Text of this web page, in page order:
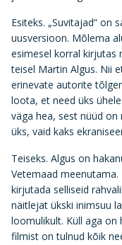
Esiteks. „Suvitajad“ on
uusversioon. Mõlema
esimesel korral kirjutas
teisel Martin Algus. Nii
erinevate autorite
loota, et need üks
väga hea, sest nüüd
üks, vaid kaks
Teiseks. Algus on
Vetemaad
kirjutada selliseid
näitlejat ükski inimsuu
loomulikult. Küll aga on
filmist on tulnud kõik